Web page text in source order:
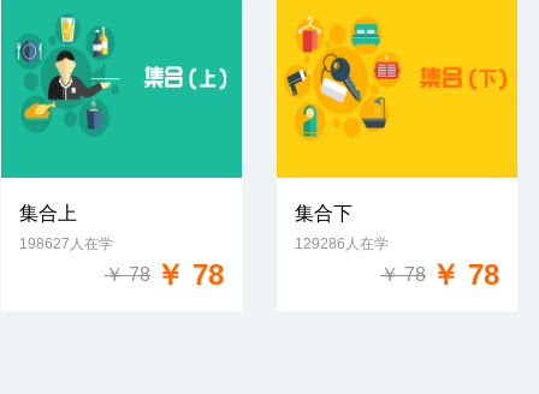
免费试学
集合上
198627人在学
￥ 78 ￥ 78
免费试学
集合下
129286人在学
￥ 78 ￥ 78